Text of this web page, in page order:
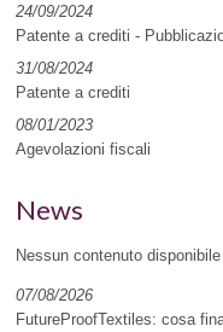
24/09/2024
Patente a crediti -
31/08/2024
Patente a crediti
08/01/2023
Agevolazioni fiscali
News
Nessun contenuto disponibile
07/08/2026
FutureProofTextiles: cosa